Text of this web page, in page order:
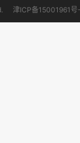
津ICP备15001961号